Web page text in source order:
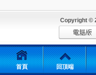
Copyright ©
首頁 回頂端